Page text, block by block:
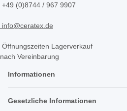
+49 (0)8744 / 967 9907
info@ceratex.de
Öffnungszeiten Lagerverkauf
nach Vereinbarung
Informationen
Gesetzliche Informationen